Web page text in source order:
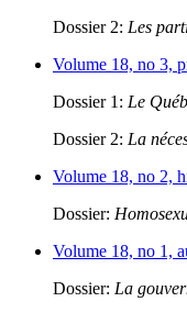
Dossier 2: Les
Volume 18, no 3,
Dossier 1: Le
Dossier 2: La
Volume 18, no 2,
Dossier:
Volume 18, no 1,
Dossier: La